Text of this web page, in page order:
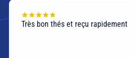
Très bon thés et reçu rapidement